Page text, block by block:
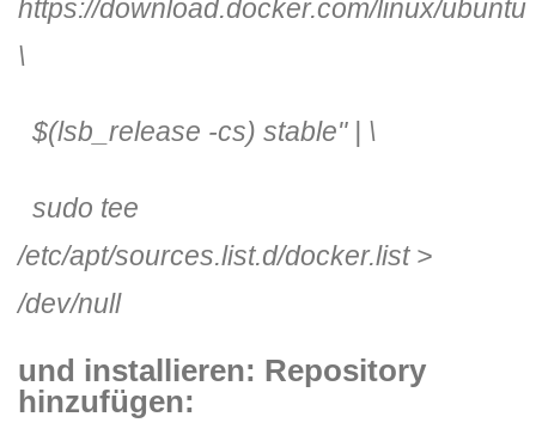
https://download.docker.com/linux/ubuntu
\
$(lsb_release -cs) stable"| \
sudo tee
/etc/apt/sources.list.d/docker.list >
/dev/null
und installieren: Repository
hinzufügen: